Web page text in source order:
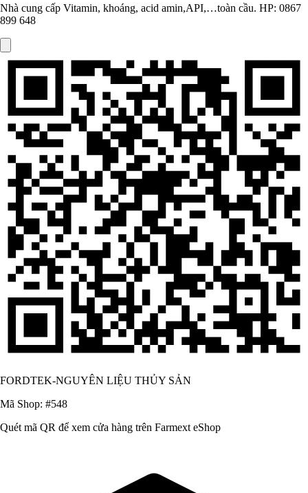
Nhà cung cấp Vitamin, khoáng, acid amin,API,…toàn cầu. HP: 0867
899 648
FORDTEK-NGUYÊN LIỆU THỦY SẢN
Mã Shop: #548
Quét mã QR để xem cửa hàng trên Farmext eShop